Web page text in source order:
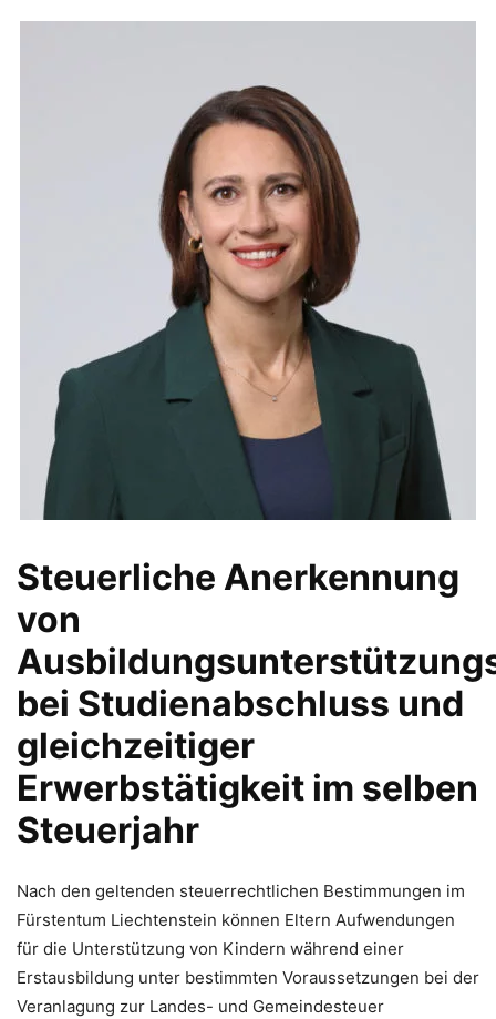
Steuerliche Anerkennung
von
bei Studienabschluss und
gleichzeitiger
Erwerbstätigkeit im selben
Steuerjahr
Nach den geltenden steuerrechtlichen Bestimmungen im
Fürstentum Liechtenstein können Eltern Aufwendungen
für die Unterstützung von Kindern während einer
Erstausbildung unter bestimmten Voraussetzungen bei der
Veranlagung zur Landes- und Gemeindesteuer